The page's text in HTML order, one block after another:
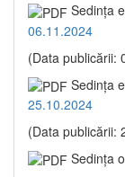
Sedinţa
06.11.2024
(Data publicării:
Sedinţa
25.10.2024
(Data publicării:
Sedinţa